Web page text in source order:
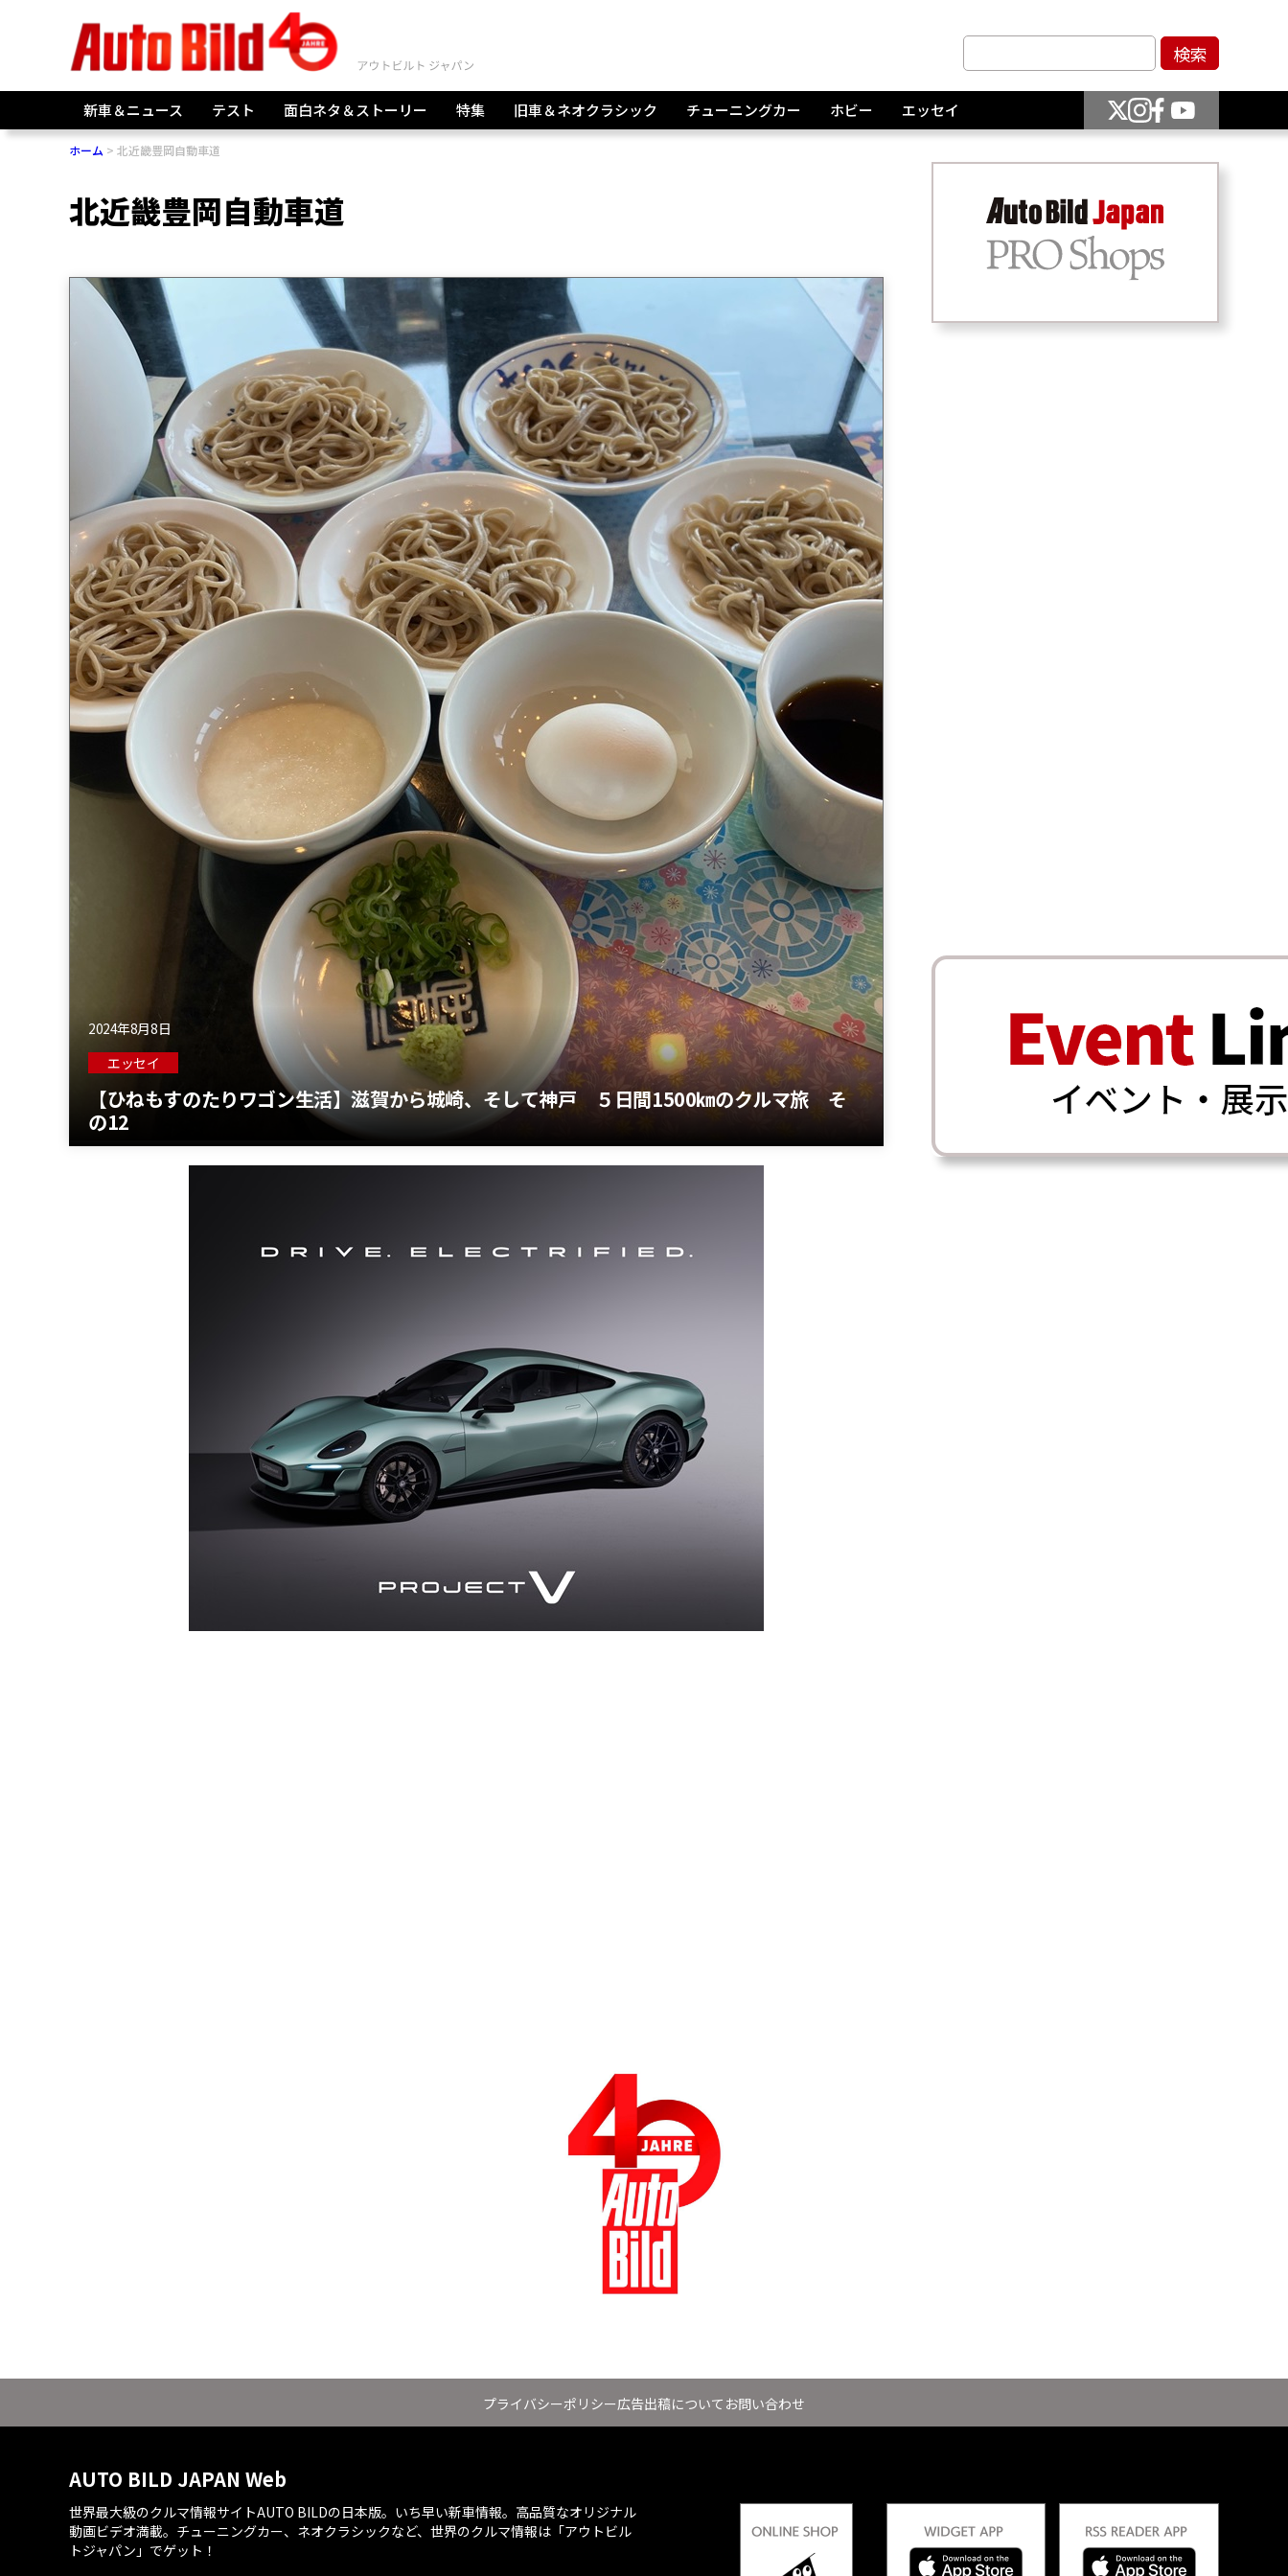
新車＆ニュース テスト 面白ネタ＆ストーリー 特集 旧車＆ネオクラシック チューニングカー ホビー エッセイ
ホーム 北近畿豊岡自動車道
北近畿豊岡自動車道
2024年8月8日
エッセイ
【ひねもすのたりワゴン生活】滋賀から城崎、そして神戸 ５日間1500㎞のクルマ旅 そ
の12
プライバシーポリシー広告出稿について お問い合わせ
AUTO BILD JAPAN Web
世界最大級のクルマ情報サイトAUTO BILDの日本版。いち早い新車情報。高品質なオリジナル
動画ビデオ満載。チューニングカー、ネオクラシックなど、世界のクルマ情報は「アウトビル
トジャパン」でゲット！